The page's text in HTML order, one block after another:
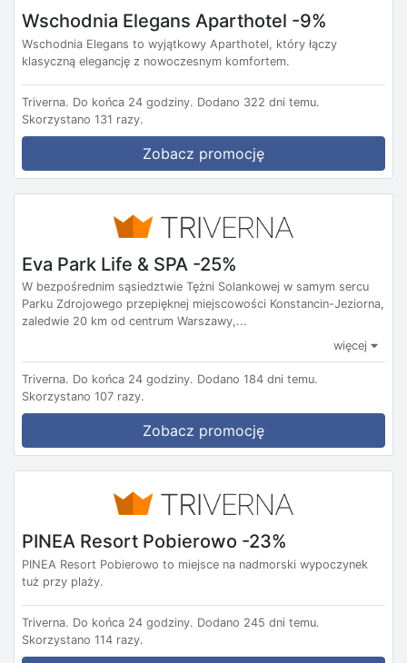
Wschodnia Elegans Aparthotel -9%
Wschodnia Elegans to wyjątkowy Aparthotel, który łączy
klasyczną elegancję z nowoczesnym komfortem.
Triverna. Do końca 24 godziny. Dodano 322 dni temu.
Skorzystano 131 razy.
Zobacz promocję
Eva Park Life & SPA -25%
W bezpośrednim sąsiedztwie Tężni Solankowej w samym sercu
Parku Zdrojowego przepięknej miejscowości Konstancin-Jeziorna,
zaledwie 20 km od centrum Warszawy,...
więcej
Triverna. Do końca 24 godziny. Dodano 184 dni temu.
Skorzystano 107 razy.
Zobacz promocję
PINEA Resort Pobierowo -23%
PINEA Resort Pobierowo to miejsce na nadmorski wypoczynek
tuż przy plaży.
Triverna. Do końca 24 godziny. Dodano 245 dni temu.
Skorzystano 114 razy.